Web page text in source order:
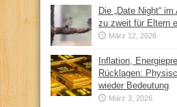
Die „Date Night“
zu zweit für Eltern
März 12, 2026
Inflation,
Rücklagen:
wieder Bedeutung
März 3, 2026